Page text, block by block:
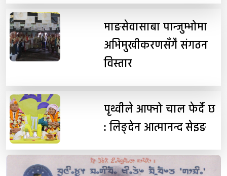
माङसेवासाबा पान्जुम्भोमा
अभिमुखीकरणसँगै संगठन
विस्तार
पृथ्वीले आफ्नो चाल फेर्दै छ
: लिङ्देन आत्मानन्द सेइङ